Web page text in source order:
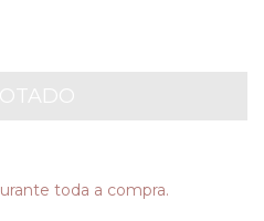
toda a compra.